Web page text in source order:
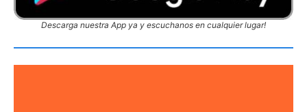
Descarga nuestra App ya y escuchanos en cualquier lugar!